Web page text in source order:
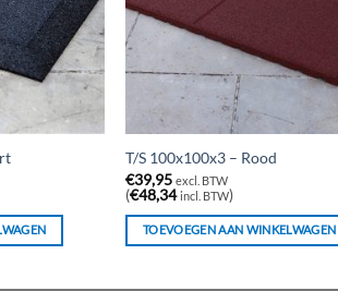
T/S 100x100x3 – Rood
€39,95 excl. BTW
(€48,34 incl. BTW)
TOEVOEGEN AAN WINKELWAGEN